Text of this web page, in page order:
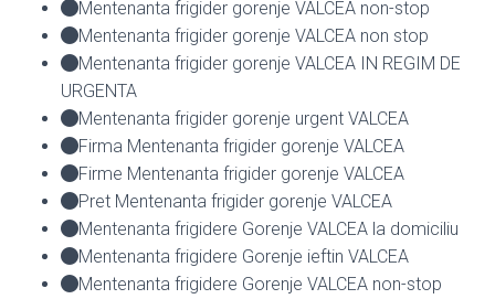
Mentenanta frigider gorenje VALCEA non-stop
Mentenanta frigider gorenje VALCEA non stop
Mentenanta frigider gorenje VALCEA IN REGIM DE
URGENTA
Mentenanta frigider gorenje urgent VALCEA
Firma Mentenanta frigider gorenje VALCEA
Firme Mentenanta frigider gorenje VALCEA
Pret Mentenanta frigider gorenje VALCEA
Mentenanta frigidere Gorenje VALCEA la domiciliu
Mentenanta frigidere Gorenje ieftin VALCEA
Mentenanta frigidere Gorenje VALCEA non-stop